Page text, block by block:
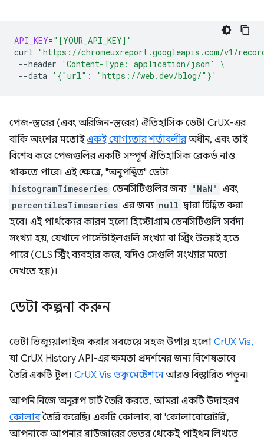
API_KEY="[YOUR_API_KEY]"
curl "https://chromeuxreport.googleapis.com/v1/
--header
'Content-Type: application/json'
\
--data '{"url": "https://web.dev/blog/"}'
পেজ-স্তরের (এবং অরিজিন-স্তরের) ঐতিহাসিক ডেটা CrUX-এর
বাকি অংশের মতোইএকই যোগ্যতার শর্তাবলীরঅধীন, এবং তাই
বিশেষ করে পেজগুলির একটি সম্পূর্ণ ঐতিহাসিক রেকর্ড নাও
থাকতে পারে। এই ক্ষেত্রে, "অনুপস্থিত" ডেটা
histogramTimeseries ডেনসিটিগুলির জন্য "NaN" এবং
percentilesTimeseries এর জন্য null দ্বারা চিহ্নিত করা
হবে। এই পার্থক্যের কারণ হলো হিস্টোগ্রাম ডেনসিটিগুলি সর্বদা
সংখ্যা হয়, যেখানে পার্সেন্টাইলগুলি সংখ্যা বা স্ট্রিং উভয়ই হতে
পারে (CLS স্ট্রিং ব্যবহার করে, যদিও সেগুলি সংখ্যার মতো
দেখতে হয়)।
ডেটা কল্পনা করুন
ডেটা ভিজ্যুয়ালাইজ করার সবচেয়ে সহজ উপায় হলো CrUX Vis,
যা CrUX History API-এর ক্ষমতা প্রদর্শনের জন্য বিশেষভাবে
তৈরি একটি টুল। CrUX Vis ডকুমেন্টেশনেআরও বিস্তারিত পড়ুন।
আপনি নিজে অনুরূপ চার্ট তৈরি করতে, আমরা একটি উদাহরণ
কোলাবতৈরি করেছি। একটি কোলাব, বা 'কোলাবোরেটরি',
আপনাকে আপনার ব্রাউজারের ভেতর থেকেই পাইথন লিখতে